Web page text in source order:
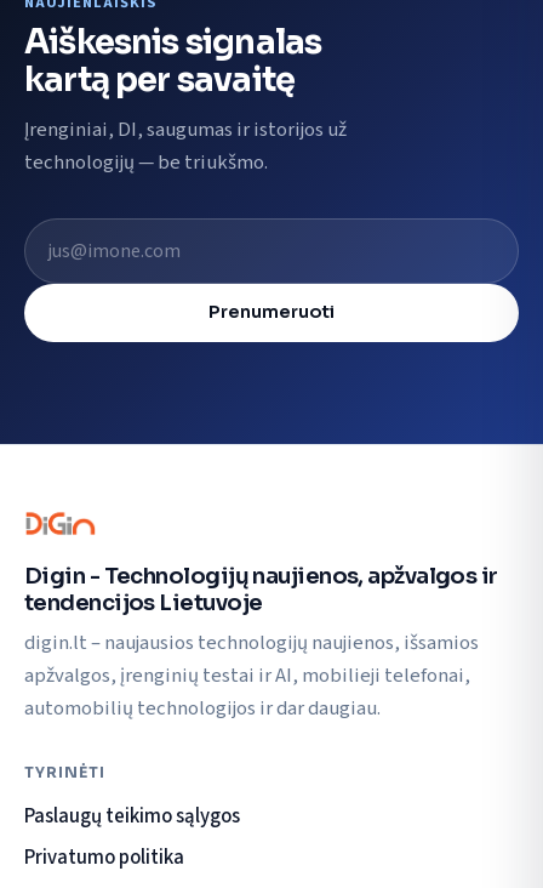
Aiškesnis signalas
kartą per savaitę
Įrenginiai, DI, saugumas ir istorijos už
technologijų — be triukšmo.
El. pašto adresas
Prenumeruoti
Digin - Technologijų naujienos, apžvalgos ir
tendencijos Lietuvoje
digin.lt – naujausios technologijų naujienos, išsamios
apžvalgos, įrenginių testai ir AI, mobilieji telefonai,
automobilių technologijos ir dar daugiau.
TYRINĖTI
Paslaugų teikimo sąlygos
Privatumo politika